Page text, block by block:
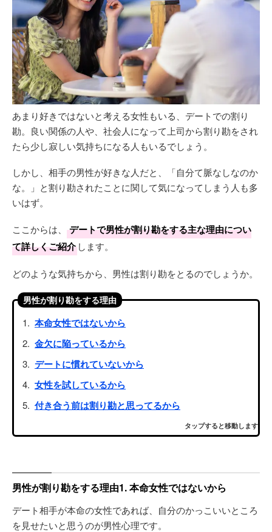
あまり好きではないと考える女性もいる、デートでの割り
勘。良い関係の人や、社会人になって上司から割り勘をされ
たら少し寂しい気持ちになる人もいるでしょう。
しかし、相手の男性が好きな人だと、「自分て脈なしなのか
な。」と割り勘されたことに関して気になってしまう人も多
いはず。
ここからは、
デートで男性が割り勘をする主な理由につい
て詳しくご紹介 します。
どのような気持ちから、男性は割り勘をとるのでしょうか。
男性が割り勘をする理由
本命女性ではないから
金欠に陥っているから
デートに慣れていないから
女性を試しているから
付き合う前は割り勘と思ってるから
タップすると移動します
男性が割り勘をする理由1. 本命女性ではないから
デート相手が本命の女性であれば、自分のかっこいいところ
を見せたいと思うのが男性心理です。